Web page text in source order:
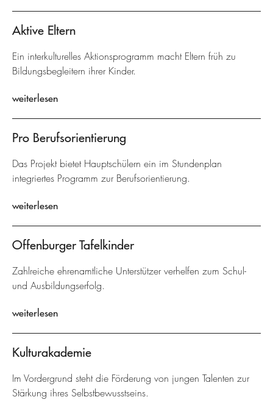
Aktive Eltern
Ein interkulturelles Aktionsprogramm macht Eltern früh zu
Bildungsbegleitern ihrer Kinder.
weiterlesen
Pro Berufsorientierung
Das Projekt bietet Hauptschülern ein im Stundenplan
integriertes Programm zur Berufsorientierung.
weiterlesen
Offenburger Tafelkinder
Zahlreiche ehrenamtliche Unterstützer verhelfen zum Schul-
und Ausbildungserfolg.
weiterlesen
Kulturakademie
Im Vordergrund steht die Förderung von jungen Talenten zur
Stärkung ihres Selbstbewusstseins.